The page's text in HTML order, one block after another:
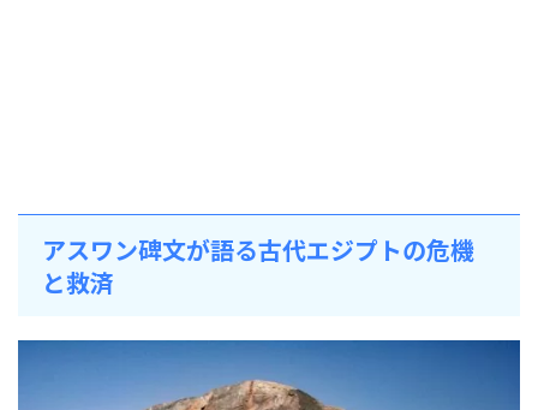
アスワン碑文が語る古代エジプトの危機
と救済